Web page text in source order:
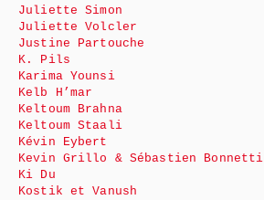
Juliette Simon
Juliette Volcler
Justine Partouche
K. Pils
Karima Younsi
Kelb H’mar
Keltoum Brahna
Keltoum Staali
Kévin Eybert
Kevin Grillo & Sébastien Bonnetti
Ki Du
Kostik et Vanush